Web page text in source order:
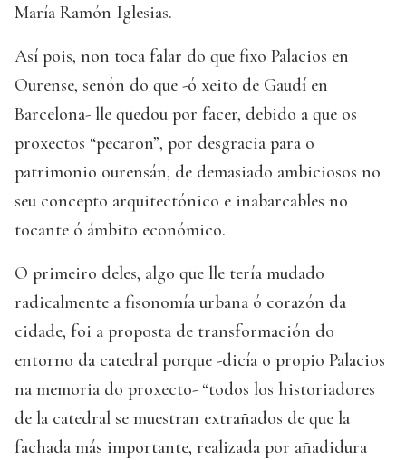
María Ramón Iglesias.
Así pois, non toca falar do que fixo Palacios en
Ourense, senón do que -ó xeito de Gaudí en
Barcelona- lle quedou por facer, debido a que os
proxectos “pecaron”, por desgracia para o
patrimonio ourensán, de demasiado ambiciosos no
seu concepto arquitectónico e inabarcables no
tocante ó ámbito económico.
O primeiro deles, algo que lle tería mudado
radicalmente a fisonomía urbana ó corazón da
cidade, foi a proposta de transformación do
entorno da catedral porque -dicía o propio Palacios
na memoria do proxecto- “todos los historiadores
de la catedral se muestran extrañados de que la
fachada más importante, realizada por añadidura